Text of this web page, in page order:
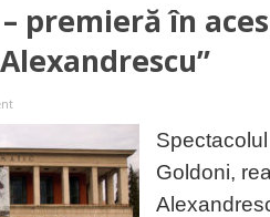
– premieră în
Goldoni,